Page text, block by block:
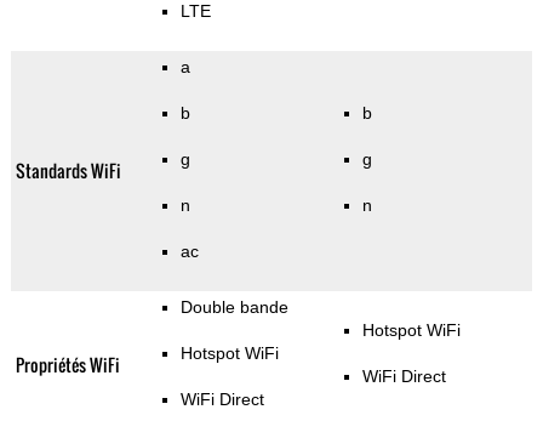
LTE
Standards WiFi
a
b
g
n
ac
b
g
n
Propriétés WiFi
Double bande
Hotspot WiFi
WiFi Direct
Hotspot WiFi
WiFi Direct